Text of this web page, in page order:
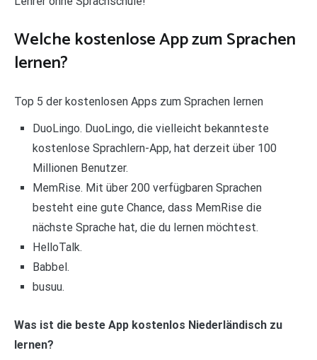
Welche kostenlose App zum Sprachen
lernen?
Top 5 der kostenlosen Apps zum Sprachen lernen
DuoLingo. DuoLingo, die vielleicht bekannteste
kostenlose Sprachlern-App, hat derzeit über 100
Millionen Benutzer.
MemRise. Mit über 200 verfügbaren Sprachen
besteht eine gute Chance, dass MemRise die
nächste Sprache hat, die du lernen möchtest.
HelloTalk.
Babbel.
busuu.
Was ist die beste App kostenlos Niederländisch zu
lernen?